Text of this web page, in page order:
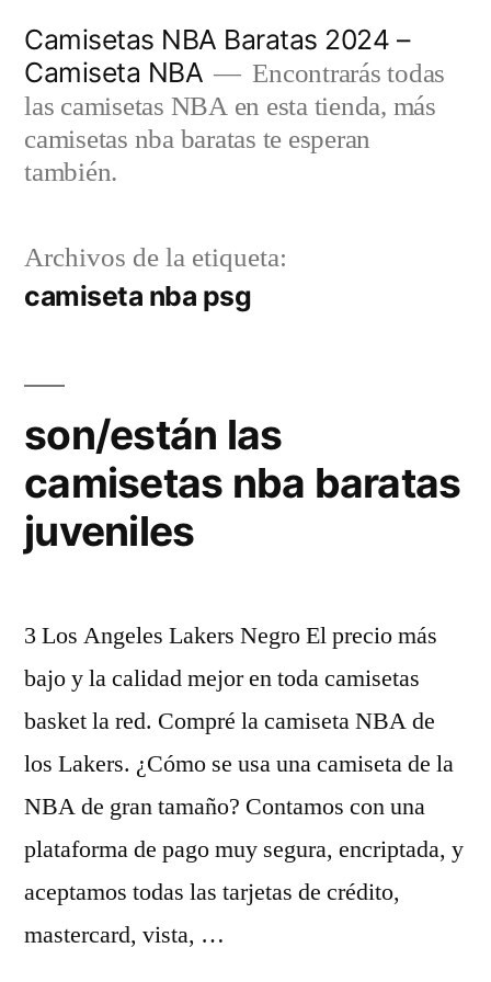
contenido
Camisetas NBA Baratas 2024 –
Camiseta NBA
Encontrarás todas
las camisetas NBA en esta tienda, más
camisetas nba baratas te esperan
también.
Archivos de la etiqueta:
camiseta nba psg
son/están las
camisetas nba baratas
juveniles
3 Los Angeles Lakers Negro El precio más
bajo y la calidad mejor en toda camisetas
basket la red. Compré la camiseta NBA de
los Lakers. ¿Cómo se usa una camiseta de la
NBA de gran tamaño? Contamos con una
plataforma de pago muy segura, encriptada, y
aceptamos todas las tarjetas de crédito,
mastercard, vista, …